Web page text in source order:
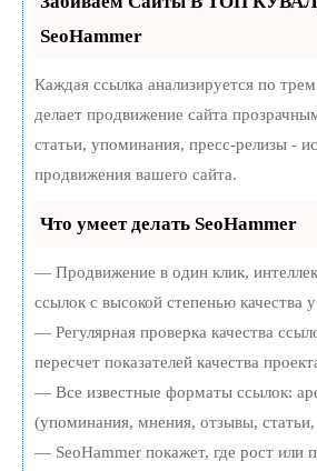
SeoHammer
Каждая ссылка анализируется по
делает продвижение сайта
статьи, упоминания, пресс-релизы -
продвижения вашего сайта.
Что умеет делать SeoHammer
— Продвижение в один клик,
ссылок с высокой степенью качества
— Регулярная проверка качества
пересчет показателей качества
— Все известные форматы ссылок:
(упоминания, мнения, отзывы,
— SeoHammer покажет, где рост или